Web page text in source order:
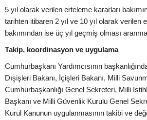
5 yıl olarak verilen erteleme kararları
tarihten itibaren 2 yıl ve 10 yıl olarak verilen
bakımından ise üç yıl geçmiş olması
Takip, koordinasyon ve uygulama
Cumhurbaşkanı Yardımcısının
Dışişleri Bakanı, İçişleri Bakanı, Milli
Cumhurbaşkanlığı Genel Sekreteri, Milli
Başkanı ve Milli Güvenlik Kurulu Genel
Kurul Kanunun uygulanmasının takibi ve